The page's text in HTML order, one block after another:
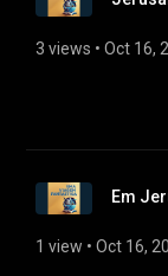
3 views • Oct 16,
Em
1 view • Oct 16,